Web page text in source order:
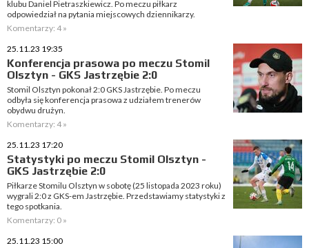
klubu Daniel Pietraszkiewicz. Po meczu piłkarz
odpowiedział na pytania miejscowych dziennikarzy.
Komentarzy: 4 »
25.11.23 19:35
Konferencja prasowa po meczu Stomil
Olsztyn - GKS Jastrzębie 2:0
Stomil Olsztyn pokonał 2:0 GKS Jastrzębie. Po meczu
odbyła się konferencja prasowa z udziałem trenerów
obydwu drużyn.
Komentarzy: 4 »
25.11.23 17:20
Statystyki po meczu Stomil Olsztyn -
GKS Jastrzębie 2:0
Piłkarze Stomilu Olsztyn w sobotę (25 listopada 2023 roku)
wygrali 2:0 z GKS-em Jastrzębie. Przedstawiamy statystyki z
tego spotkania.
Komentarzy: 0 »
25.11.23 15:00